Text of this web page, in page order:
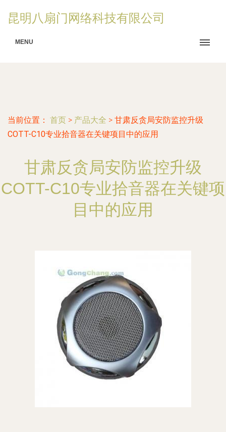
昆明八扇门网络科技有限公司
MENU
当前位置： 首页 > 产品大全 > 甘肃反贪局安防监控升级
COTT-C10专业拾音器在关键项目中的应用
甘肃反贪局安防监控升级
COTT-C10专业拾音器在关键项
目中的应用